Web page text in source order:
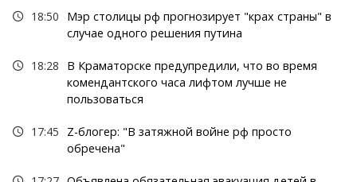
18:50
Мэр столицы рф прогнозирует "крах страны" в
случае одного решения путина
18:28
В Краматорске предупредили, что во время
комендантского часа лифтом лучше не
пользоваться
17:45
Z-блогер: "В затяжной войне рф просто
обречена"